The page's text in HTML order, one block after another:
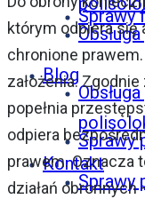
Sprawy
Blog
Kontakt
Sprawy
Sprawy
którym odpiera się
chronione
założenia.
popełnia
odpiera
prawem. Oznacza
działań